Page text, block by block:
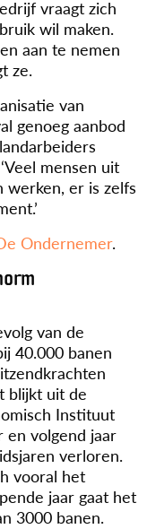
vraagt zich
wil maken.
aan te nemen
ze.
van
genoeg aanbod
mensen uit
werken, er is zelfs
Ondernemer.
van de
40.000 banen
blijkt uit de
Instituut
en volgend jaar
verloren.
vooral het
jaar gaat het
3000 banen.